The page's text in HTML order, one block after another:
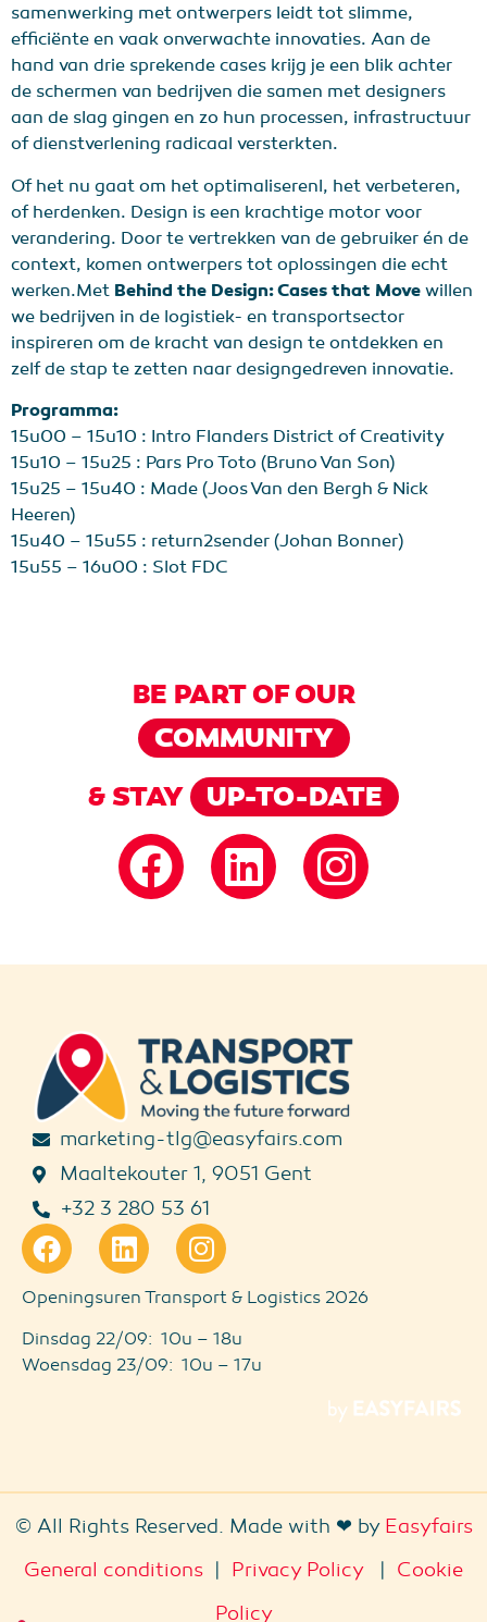
samenwerking met ontwerpers leidt tot slimme,
efficiënte en vaak onverwachte innovaties. Aan de
hand van drie sprekende cases krijg je een blik achter
de schermen van bedrijven die samen met designers
aan de slag gingen en zo hun processen, infrastructuur
of dienstverlening radicaal versterkten.
Of het nu gaat om het optimaliserenl, het verbeteren,
of herdenken. Design is een krachtige motor voor
verandering. Door te vertrekken van de gebruiker én de
context, komen ontwerpers tot oplossingen die echt
werken.Met Behind the Design: Cases that Move willen
we bedrijven in de logistiek- en transportsector
inspireren om de kracht van design te ontdekken en
zelf de stap te zetten naar designgedreven innovatie.
Programma:
15u00 – 15u10 : Intro Flanders District of Creativity
15u10 – 15u25 : Pars Pro Toto (Bruno Van Son)
15u25 – 15u40 : Made (Joos Van den Bergh & Nick
Heeren)
15u40 – 15u55 : return2sender (Johan Bonner)
15u55 – 16u00 : Slot FDC
BE PART OF OUR
COMMUNITY
& STAY
UP-TO-DATE
marketing-tlg@easyfairs.com
Maaltekouter 1, 9051 Gent
+32 3 280 53 61
Openingsuren Transport & Logistics 2026
Dinsdag 22/09: 10u – 18u
Woensdag 23/09: 10u – 17u
© All Rights Reserved. Made with ❤ by Easyfairs
General conditions | Privacy Policy| Cookie
Policy